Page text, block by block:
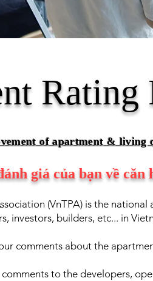
Rating
of apartment & living
giá của bạn về căn
(VnTPA) is the national
investors, builders, etc... in
comments about the
ts to the developers,